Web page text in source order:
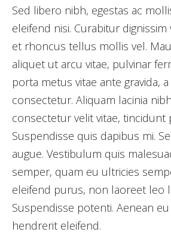
Sed libero nibh, egestas ac
eleifend nisi. Curabitur
et rhoncus tellus mollis vel.
aliquet ut arcu vitae, pulvinar
porta metus vitae ante gravida,
consectetur. Aliquam lacinia
consectetur velit vitae, tincidunt
Suspendisse quis dapibus mi.
augue. Vestibulum quis
semper, quam eu ultricies
eleifend purus, non laoreet leo
Suspendisse potenti. Aenean
hendrerit eleifend.